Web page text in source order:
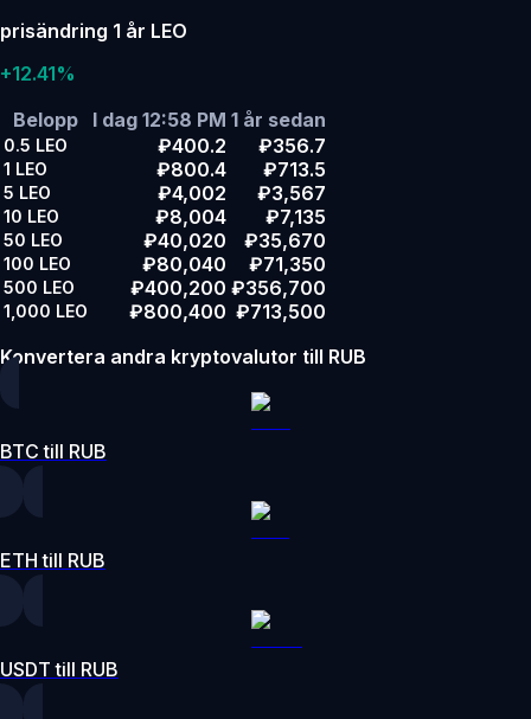
prisändring 1 år LEO
+12.41%
Belopp
I dag 12:58 PM 1 år sedan
0.5 LEO ₽400.2 ₽356.7
1 LEO ₽800.4 ₽713.5
5 LEO ₽4,002 ₽3,567
10 LEO ₽8,004 ₽7,135
50 LEO ₽40,020 ₽35,670
100 LEO ₽80,040 ₽71,350
500 LEO ₽400,200 ₽356,700
1,000 LEO ₽800,400 ₽713,500
Konvertera andra kryptovalutor till RUB
BTC till RUB
ETH till RUB
USDT till RUB